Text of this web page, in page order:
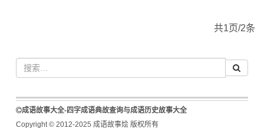
共1页/2条
成语故事大全-四字成语典故查询与成语历史故事大全
Copyright © 2012-2025 成语故事烩 版权所有